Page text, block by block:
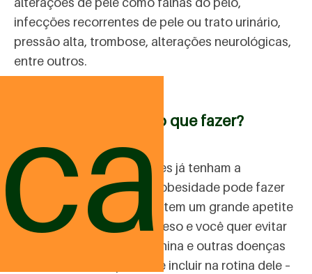
infecções recorrentes de pele ou trato urinário,
pressão alta, trombose, alterações neurológicas,
entre outros.
Obesidade em pets: o que fazer?
Acreditamos que os tutores já tenham a
compreensão o quanto a obesidade pode fazer
mal aos cães. Se o peludo tem um grande apetite
e tendência para ganhar peso e você quer evitar
que seu pet a diabetes canina e outras doenças
relacionadas, é importante incluir na rotina dele –